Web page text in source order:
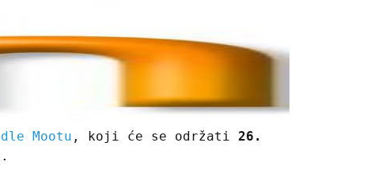
Mootu , koji će se održati 26.